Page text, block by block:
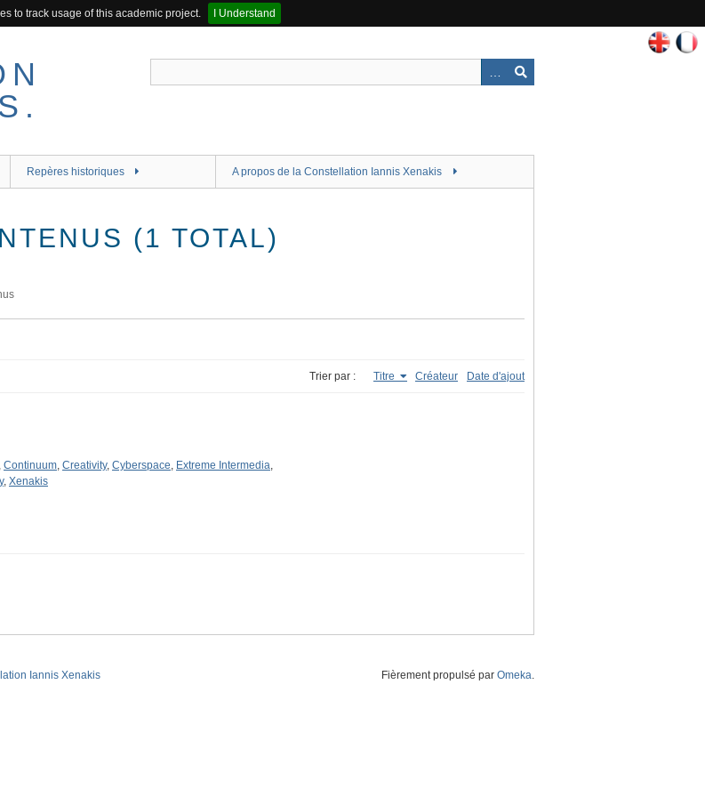
to track usage of this academic project.
I Understand
Repères historiques A propos de la Constellation Iannis Xenakis
(1 TOTAL)
Trier par : Titre Créateur Date d'ajout
, Continuum, Creativity, Cyberspace, Extreme Intermedia,
, Xenakis
Iannis Xenakis Fièrement propulsé par Omeka.